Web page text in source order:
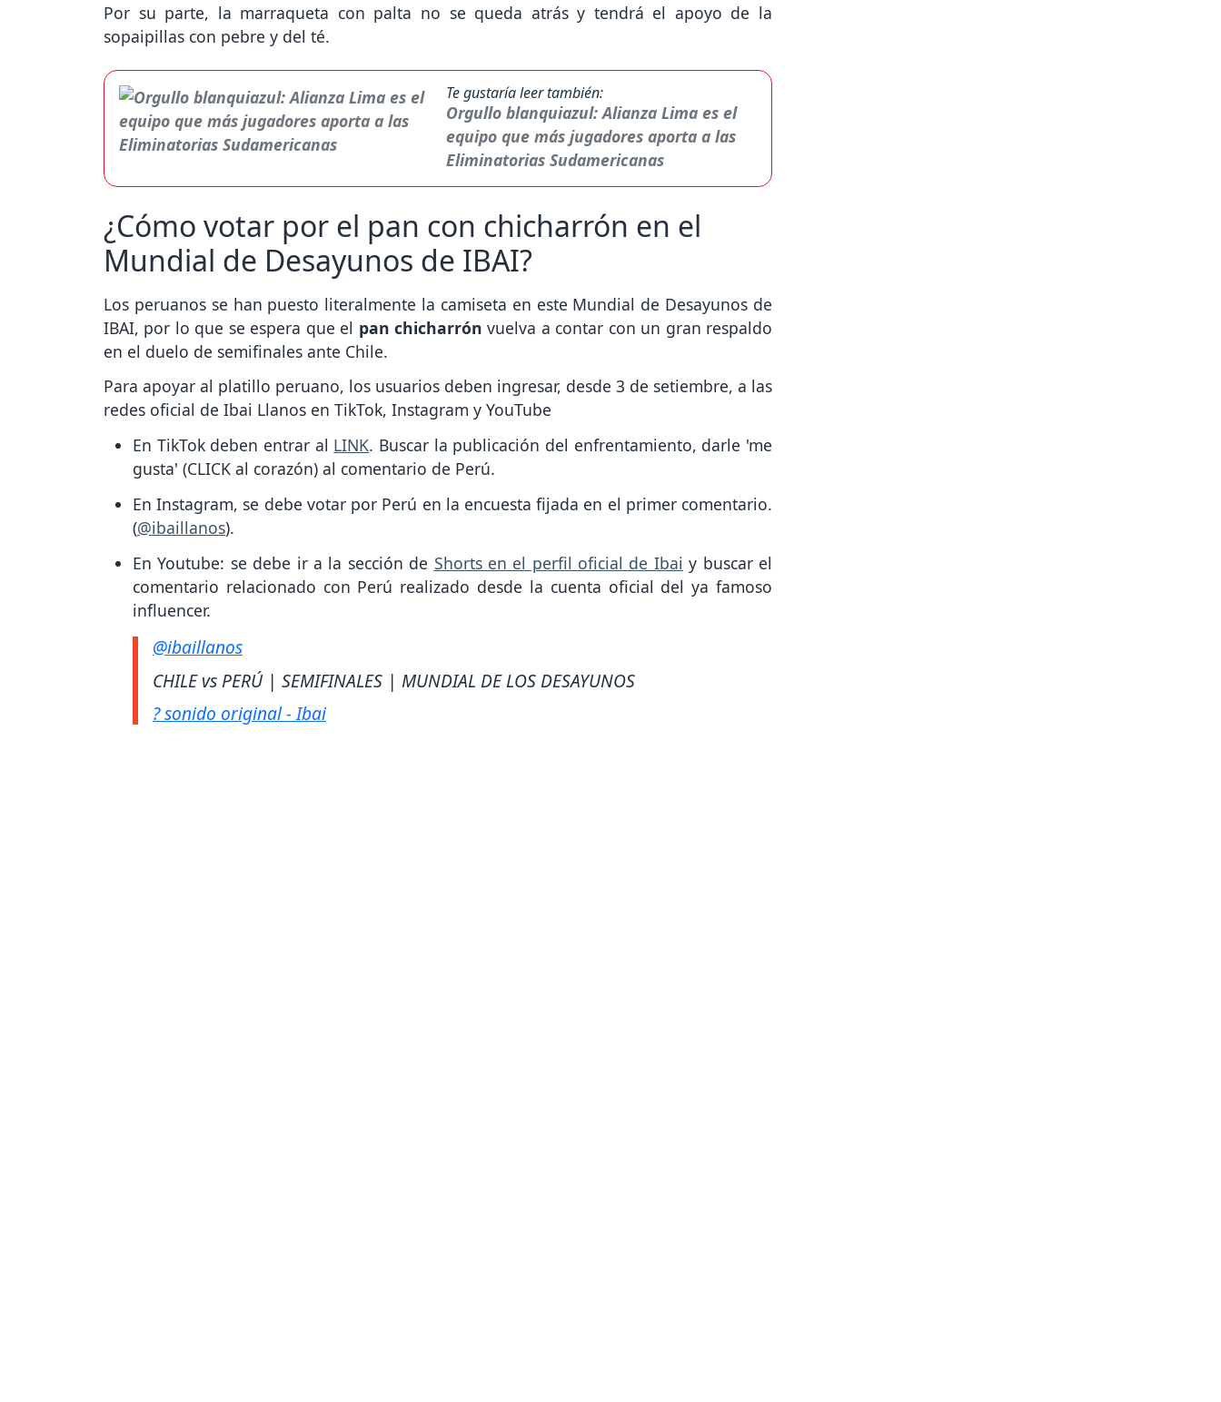
Por su parte, la marraqueta con palta no se queda atrás y tendrá el apoyo de la
sopaipillas con pebre y del té.
Te gustaría leer también:
Orgullo blanquiazul: Alianza Lima es el
equipo que más jugadores aporta a las
Eliminatorias Sudamericanas
¿Cómo votar por el pan con chicharrón en el
Mundial de Desayunos de IBAI?
Los peruanos se han puesto literalmente la camiseta en este Mundial de Desayunos de
IBAI, por lo que se espera que el pan chicharrónvuelva a contar con un gran respaldo
en el duelo de semifinales ante Chile.
Para apoyar al platillo peruano, los usuarios deben ingresar, desde 3 de setiembre, a las
redes oficial de Ibai Llanos en TikTok, Instagram y YouTube
En TikTok deben entrar al LINK. Buscar la publicación del enfrentamiento, darle 'me
gusta' (CLICK al corazón) al comentario de Perú.
En Instagram, se debe votar por Perú en la encuesta fijada en el primer comentario.
(@ibaillanos).
En Youtube: se debe ir a la sección de Shorts en el perfil oficial de Ibai y buscar el
comentario relacionado con Perú realizado desde la cuenta oficial del ya famoso
influencer.
@ibaillanos
CHILE vs PERÚ | SEMIFINALES | MUNDIAL DE LOS DESAYUNOS
? sonido original - Ibai